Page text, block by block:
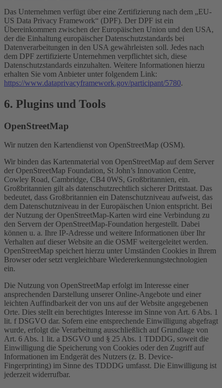
Das Unternehmen verfügt über eine Zertifizierung nach dem „EU-
US Data Privacy Framework“ (DPF). Der DPF ist ein
Übereinkommen zwischen der Europäischen Union und den USA,
der die Einhaltung europäischer Datenschutzstandards bei
Datenverarbeitungen in den USA gewährleisten soll. Jedes nach
dem DPF zertifizierte Unternehmen verpflichtet sich, diese
Datenschutzstandards einzuhalten. Weitere Informationen hierzu
erhalten Sie vom Anbieter unter folgendem Link:
https://www.dataprivacyframework.gov/participant/5780.
6. Plugins und Tools
OpenStreetMap
Wir nutzen den Kartendienst von OpenStreetMap (OSM).
Wir binden das Kartenmaterial von OpenStreetMap auf dem Server
der OpenStreetMap Foundation, St John’s Innovation Centre,
Cowley Road, Cambridge, CB4 0WS, Großbritannien, ein.
Großbritannien gilt als datenschutzrechtlich sicherer Drittstaat. Das
bedeutet, dass Großbritannien ein Datenschutzniveau aufweist, das
dem Datenschutzniveau in der Europäischen Union entspricht. Bei
der Nutzung der OpenStreetMap-Karten wird eine Verbindung zu
den Servern der OpenStreetMap-Foundation hergestellt. Dabei
können u. a. Ihre IP-Adresse und weitere Informationen über Ihr
Verhalten auf dieser Website an die OSMF weitergeleitet werden.
OpenStreetMap speichert hierzu unter Umständen Cookies in Ihrem
Browser oder setzt vergleichbare Wiedererkennungstechnologien
ein.
Die Nutzung von OpenStreetMap erfolgt im Interesse einer
ansprechenden Darstellung unserer Online-Angebote und einer
leichten Auffindbarkeit der von uns auf der Website angegebenen
Orte. Dies stellt ein berechtigtes Interesse im Sinne von Art. 6 Abs. 1
lit. f DSGVO dar. Sofern eine entsprechende Einwilligung abgefragt
wurde, erfolgt die Verarbeitung ausschließlich auf Grundlage von
Art. 6 Abs. 1 lit. a DSGVO und § 25 Abs. 1 TDDDG, soweit die
Einwilligung die Speicherung von Cookies oder den Zugriff auf
Informationen im Endgerät des Nutzers (z. B. Device-
Fingerprinting) im Sinne des TDDDG umfasst. Die Einwilligung ist
jederzeit widerrufbar.